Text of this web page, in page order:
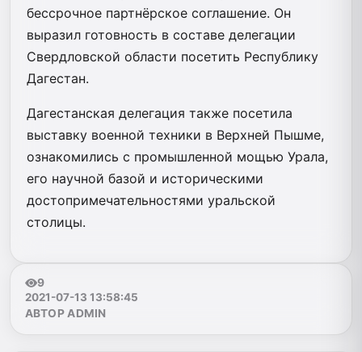
бессрочное партнёрское соглашение. Он
выразил готовность в составе делегации
Свердловской области посетить Республику
Дагестан.
Дагестанская делегация также посетила
выставку военной техники в Верхней Пышме,
ознакомились с промышленной мощью Урала,
его научной базой и историческими
достопримечательностями уральской
столицы.
9
2021-07-13 13:58:45
АВТОР ADMIN